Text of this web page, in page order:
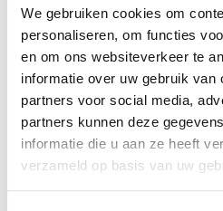
We gebruiken cookies om
personaliseren, om functies
en om ons websiteverkeer te
informatie over uw gebruik van
partners voor social media,
partners kunnen deze
informatie die u aan ze heeft
verzameld op basis van uw
Nog niet gewaardeerd
0 sterren op basis van
JE